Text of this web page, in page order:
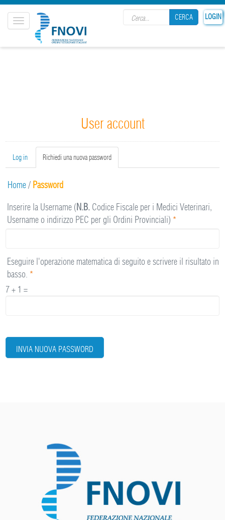
LOGIN
CERCA
Toggle
navigation
User account
Primary tabs
Log in Richiedi una nuova password
tab)
Home/ Password
Inserire la Username (N.B. Codice Fiscale per i Medici Veterinari,
Username o indirizzo PEC per gli Ordini Provinciali) *
Eseguire l'operazione matematica di seguito e scrivere il risultato in
basso. *
7 + 1 =
INVIA NUOVA PASSWORD